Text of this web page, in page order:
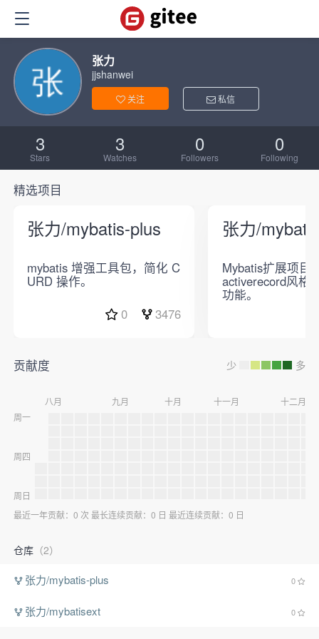
张力
jjshanwei
关注 私信
3
Stars
3
Watches
0
Followers
0
Following
精选项目
张力/mybatis-plus
mybatis 增强工具包，简化 C
URD 操作。
0
3476
张力/
Mybatis扩展项目
activerecord风格
功能。
贡献度 少 多
周一
周四
周日
八月 九月 十月 十一月 十二月
最近一年贡献：0 次 最长连续贡献：0 日 最近连续贡献：0 日
仓库 （2）
张力/mybatis-plus 0
张力/mybatisext 0